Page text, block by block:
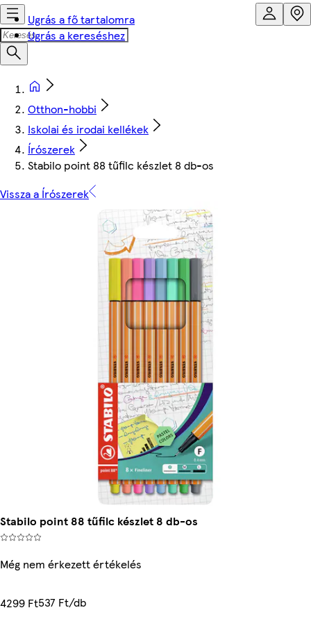
Ugrás a fő tartalomra
Ugrás a kereséshez
Otthon-hobbi
Iskolai és irodai kellékek
Írószerek
Stabilo point 88 tűfilc készlet 8 db-os
Vissza a Írószerek
Stabilo point 88 tűfilc készlet 8 db-os
Még nem érkezett értékelés
4299 Ft537 Ft/db